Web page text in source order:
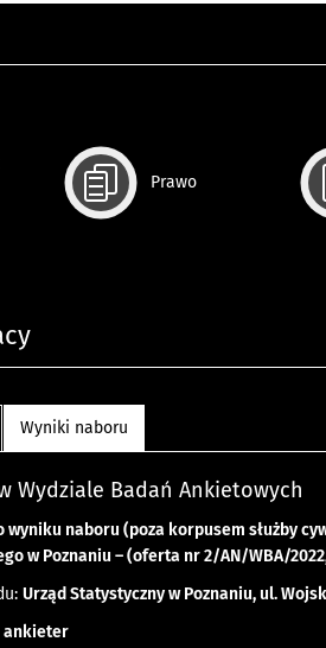
Prawo
Wyniki naboru
Wydziale Badań Ankietowych
wyniku naboru (poza korpusem służby
w Poznaniu – (oferta nr 2/AN/WBA/
Urząd Statystyczny w Poznaniu, ul.
ankieter